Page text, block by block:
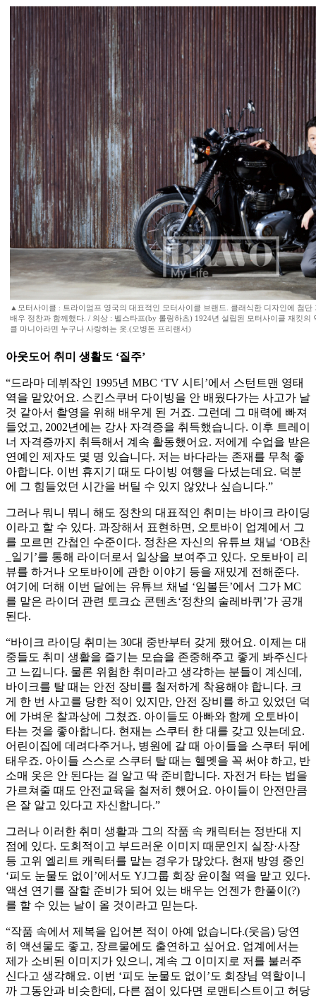
▲모터사이클 : 트라이엄프 영국의 대표적인 모터사이클 브랜드. 클래식한 디자인에 첨단
배우 정찬과 함께했다. / 의상 : 벨스타프(by 롤링하츠) 1924년 설립된 모터사이클 재킷의
클 마니아라면 누구나 사랑하는 옷.(오병돈 프리랜서)
아웃도어 취미 생활도 ‘질주’
“드라마 데뷔작인 1995년 MBC ‘TV 시티’에서 스턴트맨 영태
역을 맡았어요. 스킨스쿠버 다이빙을 안 배웠다가는 사고가 날
것 같아서 촬영을 위해 배우게 된 거죠. 그런데 그 매력에 빠져
들었고, 2002년에는 강사 자격증을 취득했습니다. 이후 트레이
너 자격증까지 취득해서 계속 활동했어요. 저에게 수업을 받은
연예인 제자도 몇 명 있습니다. 저는 바다라는 존재를 무척 좋
아합니다. 이번 휴지기 때도 다이빙 여행을 다녔는데요. 덕분
에 그 힘들었던 시간을 버틸 수 있지 않았나 싶습니다.”
그러나 뭐니 뭐니 해도 정찬의 대표적인 취미는 바이크 라이딩
이라고 할 수 있다. 과장해서 표현하면, 오토바이 업계에서 그
를 모르면 간첩인 수준이다. 정찬은 자신의 유튜브 채널 ‘OB찬
_일기’를 통해 라이더로서 일상을 보여주고 있다. 오토바이 리
뷰를 하거나 오토바이에 관한 이야기 등을 재밌게 전해준다.
여기에 더해 이번 달에는 유튜브 채널 ‘임볼든’에서 그가 MC
를 맡은 라이더 관련 토크쇼 콘텐츠‘정찬의 술레바퀴’가 공개
된다.
“바이크 라이딩 취미는 30대 중반부터 갖게 됐어요. 이제는 대
중들도 취미 생활을 즐기는 모습을 존중해주고 좋게 봐주신다
고 느낍니다. 물론 위험한 취미라고 생각하는 분들이 계신데,
바이크를 탈 때는 안전 장비를 철저하게 착용해야 합니다. 크
게 한 번 사고를 당한 적이 있지만, 안전 장비를 하고 있었던 덕
에 가벼운 찰과상에 그쳤죠. 아이들도 아빠와 함께 오토바이
타는 것을 좋아합니다. 현재는 스쿠터 한 대를 갖고 있는데요.
어린이집에 데려다주거나, 병원에 갈 때 아이들을 스쿠터 뒤에
태우죠. 아이들 스스로 스쿠터 탈 때는 헬멧을 꼭 써야 하고, 반
소매 옷은 안 된다는 걸 알고 딱 준비합니다. 자전거 타는 법을
가르쳐줄 때도 안전교육을 철저히 했어요. 아이들이 안전만큼
은 잘 알고 있다고 자신합니다.”
그러나 이러한 취미 생활과 그의 작품 속 캐릭터는 정반대 지
점에 있다. 도회적이고 부드러운 이미지 때문인지 실장·사장
등 고위 엘리트 캐릭터를 맡는 경우가 많았다. 현재 방영 중인
‘피도 눈물도 없이’에서도 YJ그룹 회장 윤이철 역을 맡고 있다.
액션 연기를 잘할 준비가 되어 있는 배우는 언젠가 한풀이(?)
를 할 수 있는 날이 올 것이라고 믿는다.
“작품 속에서 제복을 입어본 적이 아예 없습니다.(웃음) 당연
히 액션물도 좋고, 장르물에도 출연하고 싶어요. 업계에서는
제가 소비된 이미지가 있으니, 계속 그 이미지로 저를 불러주
신다고 생각해요. 이번 ‘피도 눈물도 없이’도 회장님 역할이니
까 그동안과 비슷한데, 다른 점이 있다면 로맨티스트이고 허당